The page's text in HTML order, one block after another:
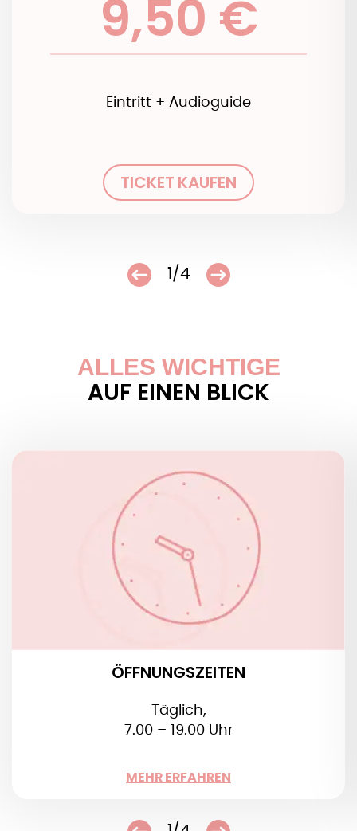
9,50 €
Eintritt + Audioguide
TICKET KAUFEN
1/4
ALLES WICHTIGE
AUF EINEN BLICK
ÖFFNUNGSZEITEN
Täglich,
7.00 – 19.00 Uhr
MEHR ERFAHREN
ÖFFNUNGSZEITEN
Täglich von 7.00 – 19.00 Uhr
Montag – Samstag: 7.00 / 8.00 / 9.00 / 10.00 /
11.00 /12.00 / 18.00 Uhr
WENIGER